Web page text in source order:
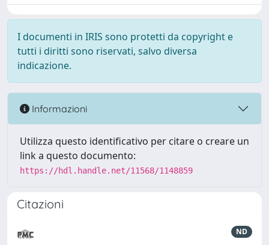
I documenti in IRIS sono protetti da copyright e
tutti i diritti sono riservati, salvo diversa
indicazione.
Informazioni
Utilizza questo identificativo per citare o creare un
link a questo documento:
https://hdl.handle.net/11568/1148859
Citazioni
ND